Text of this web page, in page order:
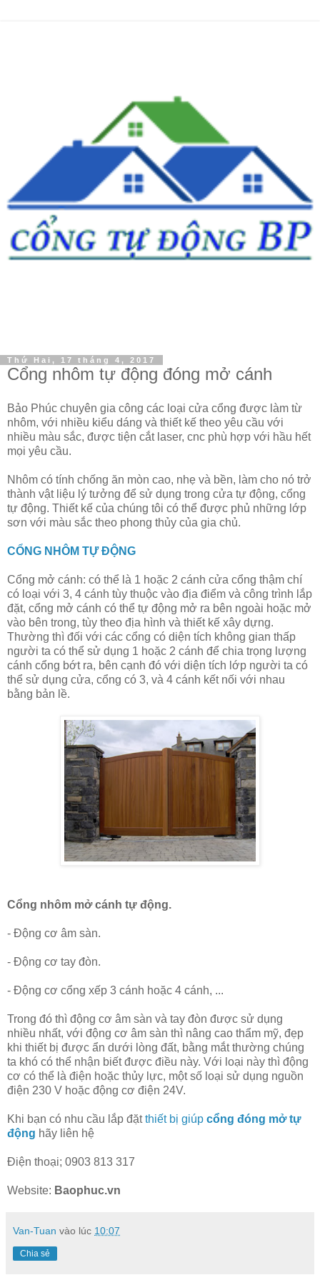
Thứ Hai, 17 tháng 4, 2017
Cổng nhôm tự động đóng mở cánh
Bảo Phúc chuyên gia công các loại cửa cổng được làm từ
nhôm, với nhiều kiểu dáng và thiết kế theo yêu cầu với
nhiều màu sắc, được tiện cắt laser, cnc phù hợp với hầu hết
mọi yêu cầu.
Nhôm có tính chống ăn mòn cao, nhẹ và bền, làm cho nó trở
thành vật liệu lý tưởng để sử dụng trong cửa tự động, cổng
tự động. Thiết kế của chúng tôi có thể được phủ những lớp
sơn với màu sắc theo phong thủy của gia chủ.
CỔNG NHÔM TỰ ĐỘNG
Cổng mở cánh: có thể là 1 hoặc 2 cánh cửa cổng thậm chí
có loại với 3, 4 cánh tùy thuộc vào địa điểm và công trình lắp
đặt, cổng mở cánh có thể tự động mở ra bên ngoài hoặc mở
vào bên trong, tùy theo địa hình và thiết kế xây dựng.
Thường thì đối với các cổng có diện tích không gian thấp
người ta có thể sử dụng 1 hoặc 2 cánh để chia trọng lượng
cánh cổng bớt ra, bên cạnh đó với diện tích lớp người ta có
thể sử dụng cửa, cổng có 3, và 4 cánh kết nối với nhau
bằng bản lề.
Cổng nhôm mở cánh tự động.
- Động cơ âm sàn.
- Động cơ tay đòn.
- Động cơ cổng xếp 3 cánh hoặc 4 cánh, ...
Trong đó thì động cơ âm sàn và tay đòn được sử dụng
nhiều nhất, với động cơ âm sàn thì nâng cao thẩm mỹ, đẹp
khi thiết bị được ẩn dưới lòng đất, bằng mắt thường chúng
ta khó có thể nhận biết được điều này. Với loại này thì động
cơ có thể là điện hoặc thủy lực, một số loại sử dụng nguồn
điện 230 V hoặc động cơ điện 24V.
Khi bạn có nhu cầu lắp đặtthiết bị giúp cổng đóng mở tự
động hãy liên hệ
Điện thoại; 0903 813 317
Website: Baophuc.vn
Van-Tuan vào lúc 10:07
Chia sẻ